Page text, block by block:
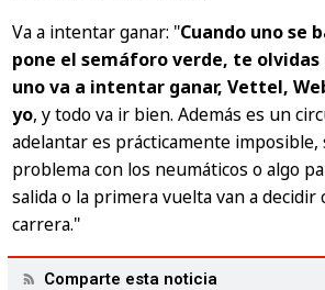
Va a intentar ganar: "Cuando uno se
pone el semáforo verde, te olvidas
uno va a intentar ganar, Vettel,
yo, y todo va ir bien. Además es un
adelantar es prácticamente
problema con los neumáticos o algo
salida o la primera vuelta van a decidir
carrera."
Comparte esta noticia